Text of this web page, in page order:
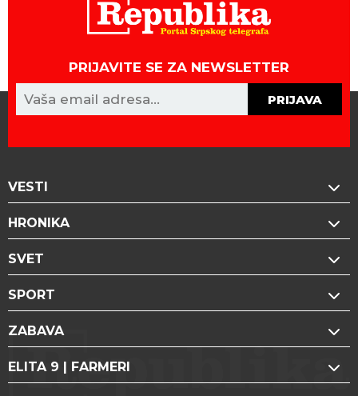
PRIJAVITE SE ZA NEWSLETTER
PRIJAVA
VESTI
HRONIKA
SVET
SPORT
ZABAVA
ELITA 9 | FARMERI